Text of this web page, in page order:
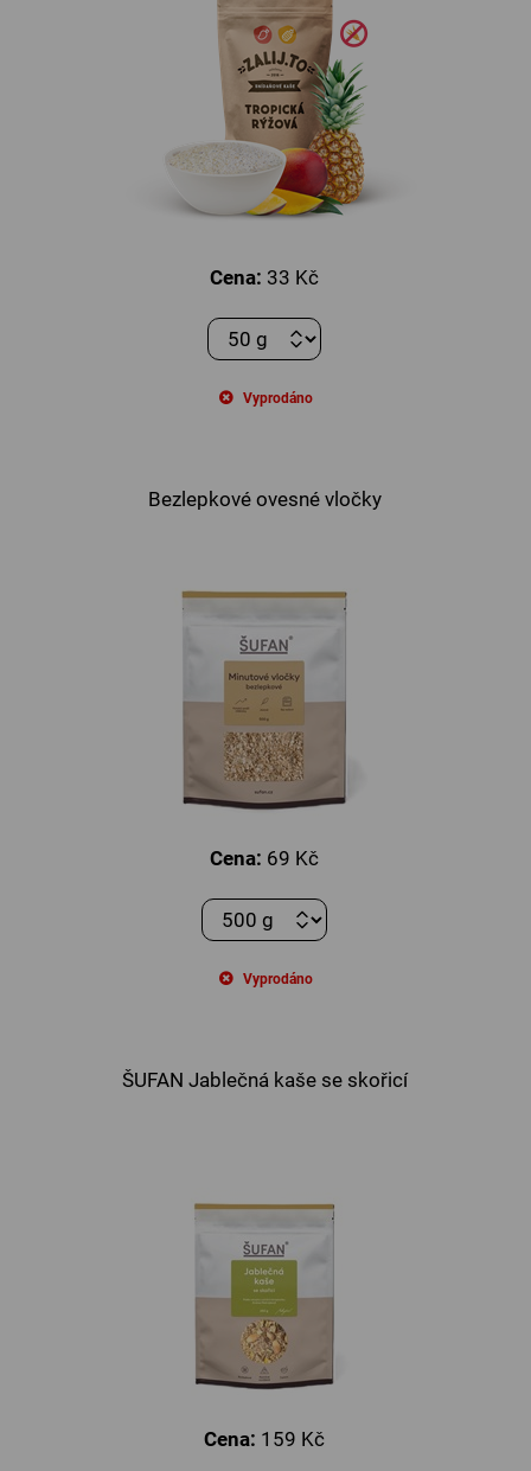
Cena: 33 Kč
Vyprodáno
Bezlepkové ovesné vločky
Cena: 69 Kč
Vyprodáno
ŠUFAN Jablečná kaše se skořicí
Cena: 159 Kč